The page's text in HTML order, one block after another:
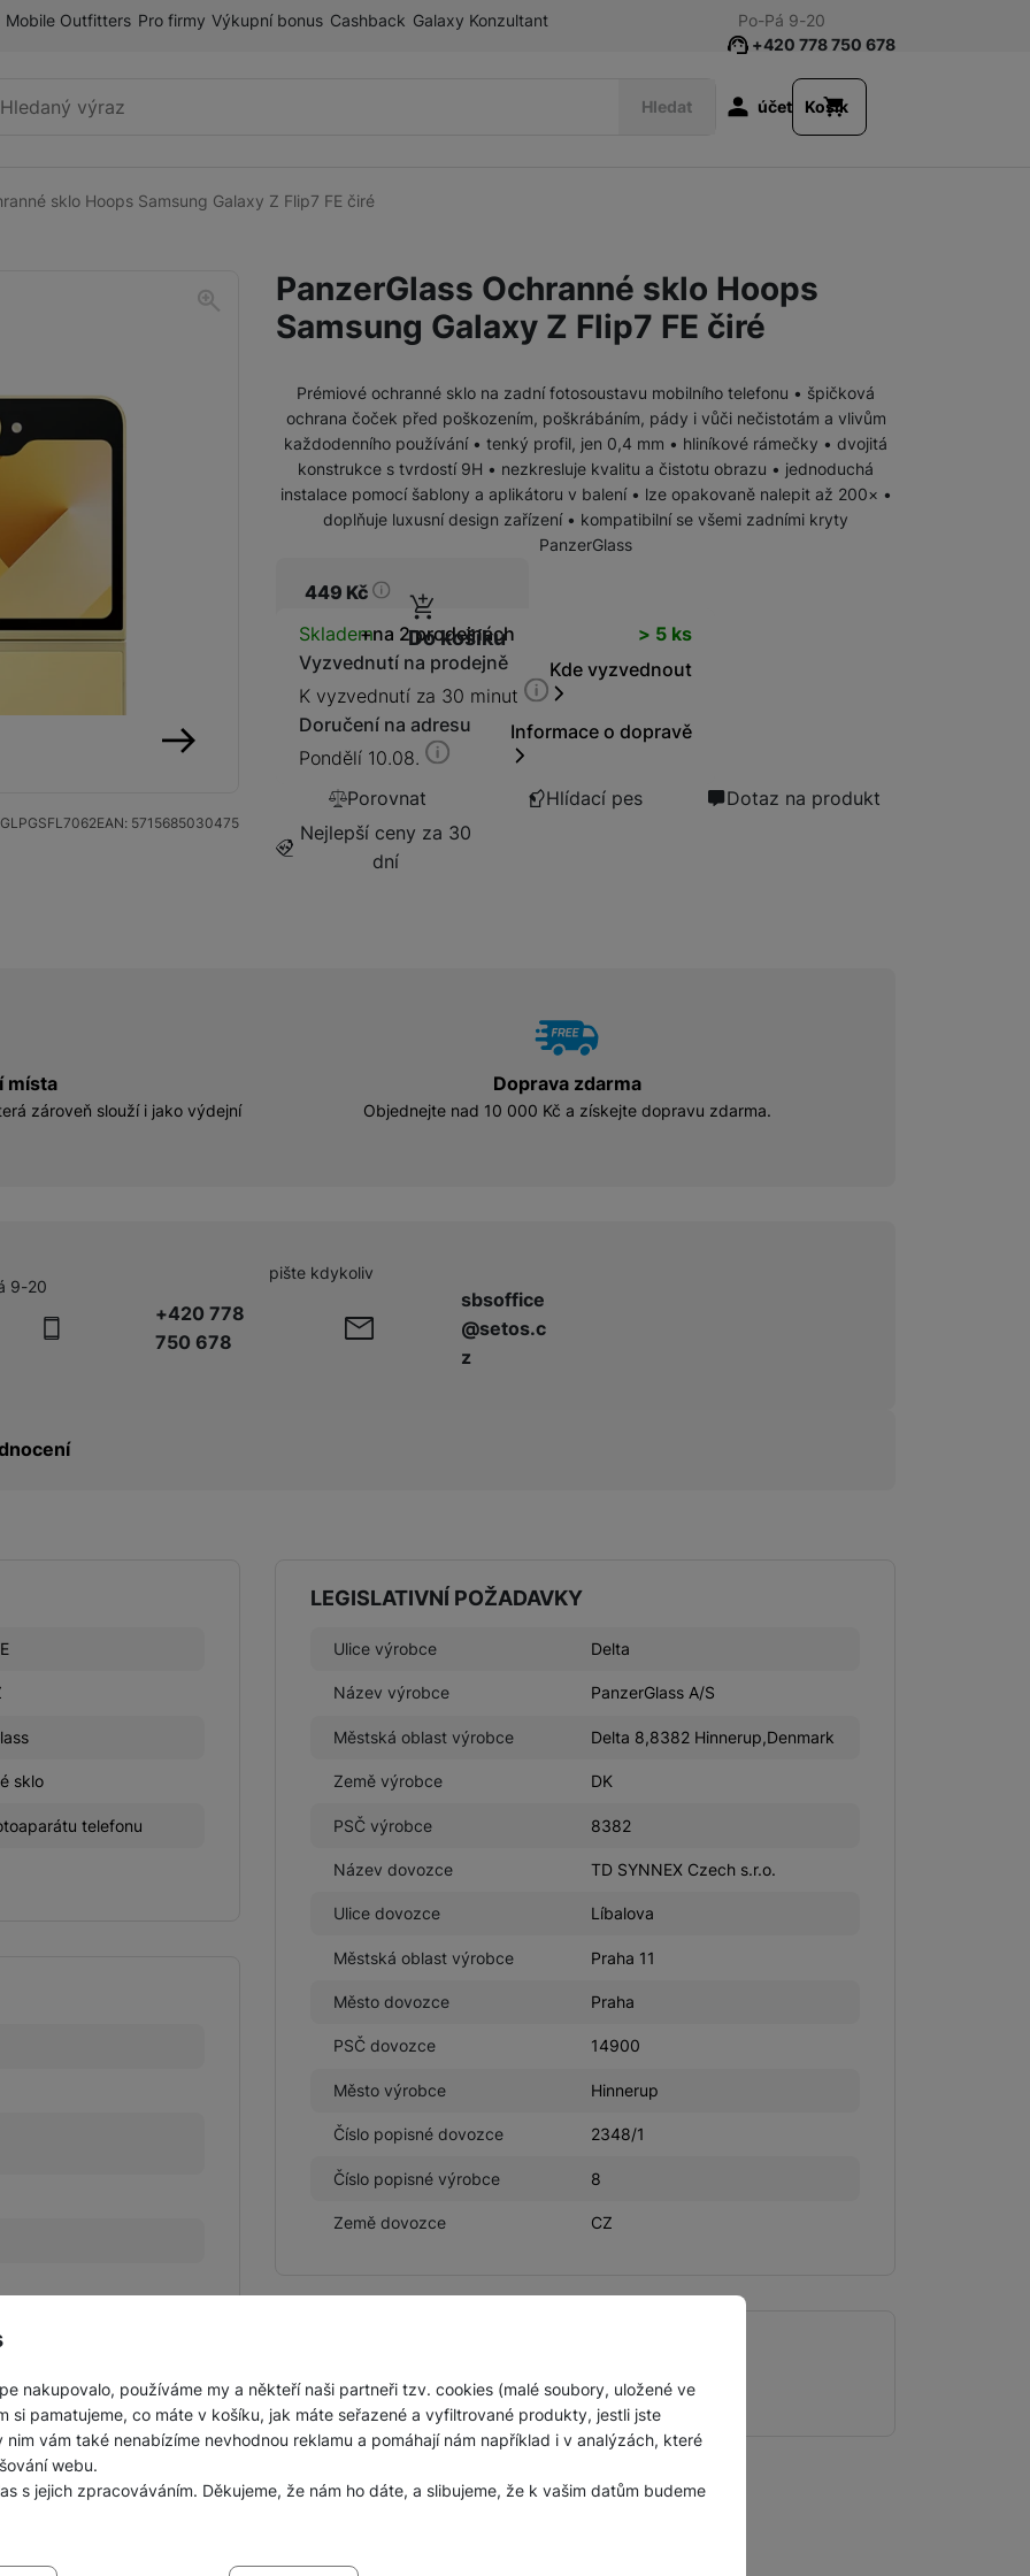
nakupovalo, používáme my a někteří naši partneři tzv. cookies (malé soubory, uložené ve
si pamatujeme, co máte v košíku, jak máte seřazené a vyfiltrované produkty, jestli jste
nim vám také nenabízíme nevhodnou reklamu a pomáhají nám například i v analýzách, které
webu.
s jejich zpracováváním. Děkujeme, že nám ho dáte, a slibujeme, že k vašim datům budeme
s kategoriemi cookies
Mobile Outfitters Pro firmy Výkupní bonus Cashback Galaxy Konzultant
Vyhledávání Hledat
Příslušenství k mobilnímu
Fólie a tvrzená skla Klávesnice
Příslušenství k chytrým
Nabíječky k chytrým hodinkám Nabíječky
Síťové nabíječky
Nabíječky k chytrým hodinkám
Flash disky a SSD disky
+420 778 750 678
Po-Pá 9-20
Uživatelská
účet Košík
sklo Hoops Samsung Galaxy Z Flip7 FE čiré
PanzerGlass Ochranné sklo Hoops
Samsung Galaxy Z Flip7 FE čiré
Prémiové ochranné sklo na zadní fotosoustavu mobilního telefonu • špičková
ochrana čoček před poškozením, poškrábáním, pády i vůči nečistotám a vlivům
každodenního používání • tenký profil, jen 0,4 mm • hliníkové rámečky • dvojitá
konstrukce s tvrdostí 9H • nezkresluje kvalitu a čistotu obrazu • jednoduchá
instalace pomocí šablony a aplikátoru v balení • lze opakovaně nalepit až 200× •
doplňuje luxusní design zařízení • kompatibilní se všemi zadními kryty
PanzerGlass
449 Kč
Do košíku
Dostupnost
Sklademna 2 prodejnách
> 5 ks
Vyzvednutí na prodejně
K vyzvednutí za 30 minut
Kde vyzvednout
Doručení na adresu
Pondělí 10.08.
Informace o dopravě
Porovnat Hlídací pes
Dotaz na produkt
Nejlepší ceny za 30
dní
EAN: 5715685030475
místa
zároveň slouží i jako výdejní
Doprava zdarma
Objednejte nad 10 000 Kč a získejte dopravu zdarma.
9-20
+420 778
750 678
pište kdykoliv
sbsoffice
@setos.c
z
sklo
telefonu
LEGISLATIVNÍ POŽADAVKY
Ulice výrobce Delta
Název výrobce PanzerGlass A/S
Městská oblast výrobce Delta 8,8382 Hinnerup,Denmark
Země výrobce DK
PSČ výrobce 8382
Název dovozce TD SYNNEX Czech s.r.o.
Ulice dovozce Líbalova
Městská oblast výrobce Praha 11
Město dovozce Praha
PSČ dovozce 14900
Město výrobce Hinnerup
Číslo popisné dovozce 2348/1
Číslo popisné výrobce 8
Země dovozce CZ
Ochranné čočky fotoaparátu, hadřík